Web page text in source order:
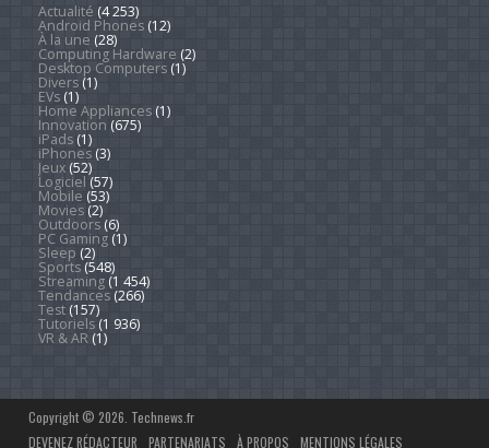
Actualité (4 253)
Android Phones(12)
À la une (28)
Computing Hardware (2)
Desktop Computers(1)
Divers(1)
EVs(1)
Home Appliances(1)
Innovation (675)
iPads(1)
iPhones(3)
Jeux(52)
Logiciel (57)
Mobile (53)
Movies(2)
Outdoors(6)
PC Gaming(1)
Sleep (2)
Sports(548)
Streaming(1 454)
Tendances(266)
Test(157)
Tutoriels(1 936)
VR & AR(1)
Copyright © 2026. Technews.fr
DEVENEZ RÉDACTEUR
PARTENARIATS À PROPOS MENTIONS LÉGALES